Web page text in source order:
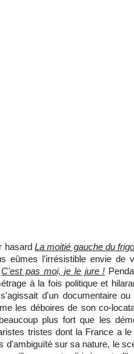
hasard La moitié gauche du
eûmes l'irrésistible envie de
C'est pas moi, je le jure !
à la fois politique et
d'un documentaire
les déboires de son co-
plus fort que les
tristes dont la France a
d'ambiguïté sur sa nature, le